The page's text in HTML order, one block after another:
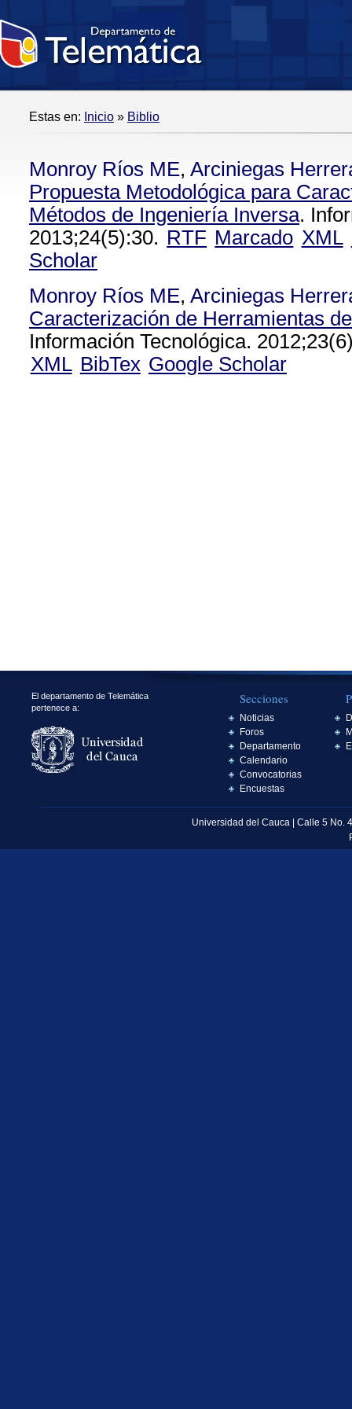
Estas en: Inicio » Biblio
Monroy Ríos ME, Arciniegas
Propuesta Metodológica para
Métodos de Ingeniería Inversa.
2013;24(5):30. RTF Marcado XML
Scholar
Monroy Ríos ME, Arciniegas
Caracterización de Herramientas
Información Tecnológica.
XML BibTex Google Scholar
El departamento de Telemática
pertenece a:
Secciones
Noticias
Foros
Departamento
Calendario
Convocatorias
Encuestas
Universidad del Cauca | Calle 5 No.